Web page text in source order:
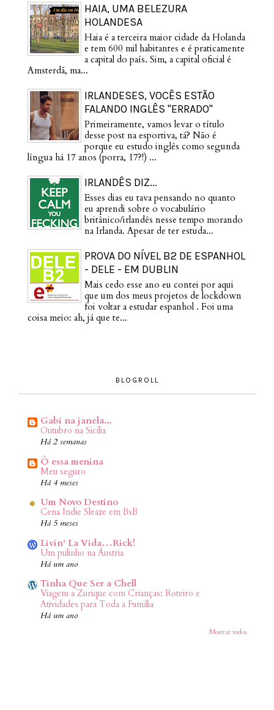
HAIA, UMA BELEZURA
HOLANDESA
Haia é a terceira maior cidade da Holanda
e tem 600 mil habitantes e é praticamente
a capital do país. Sim, a capital oficial é
Amsterdã, ma...
IRLANDESES, VOCÊS ESTÃO
FALANDO INGLÊS "ERRADO"
Primeiramente, vamos levar o título
desse post na esportiva, tá? Não é
porque eu estudo inglês como segunda
língua há 17 anos (porra, 17?!) ...
IRLANDÊS DIZ...
Esses dias eu tava pensando no quanto
eu aprendi sobre o vocabulário
britânico/irlandês nesse tempo morando
na Irlanda. Apesar de ter estuda...
PROVA DO NÍVEL B2 DE ESPANHOL
- DELE - EM DUBLIN
Mais cedo esse ano eu contei por aqui
que um dos meus projetos de lockdown
foi voltar a estudar espanhol . Foi uma
coisa meio: ah, já que te...
BLOGROLL
Gabi na janela...
Outubro na Sicilia
Há 2 semanas
Ô essa menina
Meu seguro
Há 4 meses
Um Novo Destino
Cena Indie Sleaze em BsB
Há 5 meses
Livin' La Vida…Rick!
Um pulinho na Áustria
Há um ano
Tinha Que Ser a Chell
Viagem a Zurique com Crianças: Roteiro e
Atividades para Toda a Família
Há um ano
Mostrar todos